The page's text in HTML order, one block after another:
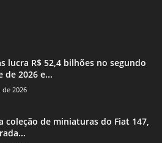
lucra R$ 52,4 bilhões no segundo
de 2026 e...
de 2026
coleção de miniaturas do Fiat 147,